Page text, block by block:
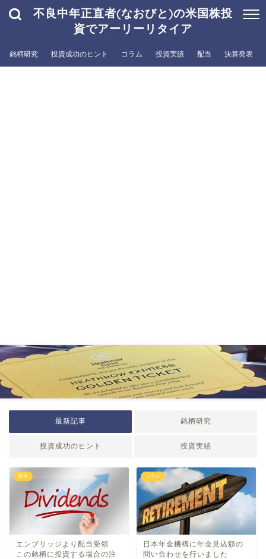
不良中年正直者(なおびと)の米国株投
資でアーリーリタイア
銘柄研究 投資成功のヒント コラム 投資実績 配当 決算発表
最新記事 銘柄研究
投資成功のヒント 投資実績
配当
エンブリッジより配当受領
この銘柄に投資する場合の注
コラム
日本年金機構に年金見込額の
問い合わせを行いました